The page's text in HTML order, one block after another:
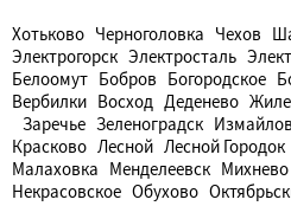
Хотьково Черноголовка Чехов
Электрогорск Электросталь
Белоомут Бобров Богородское
Вербилки Восход Деденево
Заречье Зеленоградск
Красково Лесной Лесной Городок
Малаховка Менделеевск Михнево
Некрасовское Обухово